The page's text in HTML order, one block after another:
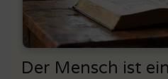
Der Mensch ist